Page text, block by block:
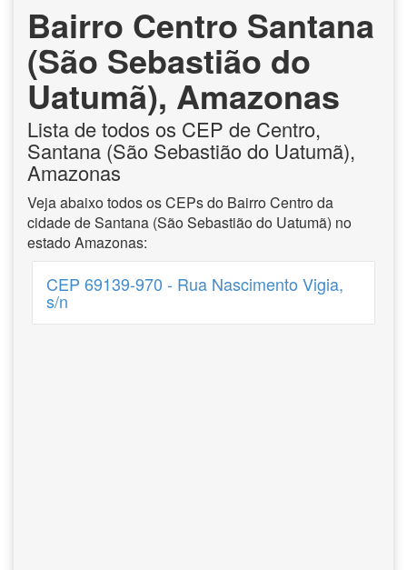
Bairro Centro Santana
(São Sebastião do
Uatumã), Amazonas
Lista de todos os CEP de Centro,
Santana (São Sebastião do Uatumã),
Amazonas
Veja abaixo todos os CEPs do Bairro Centro da
cidade de Santana (São Sebastião do Uatumã) no
estado Amazonas:
CEP 69139-970 - Rua Nascimento Vigia,
s/n